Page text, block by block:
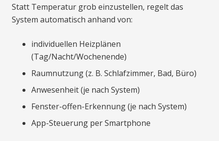
Statt Temperatur grob einzustellen, regelt das
System automatisch anhand von:
individuellen Heizplänen
(Tag/Nacht/Wochenende)
Raumnutzung (z. B. Schlafzimmer, Bad, Büro)
Anwesenheit (je nach System)
Fenster-offen-Erkennung (je nach System)
App-Steuerung per Smartphone